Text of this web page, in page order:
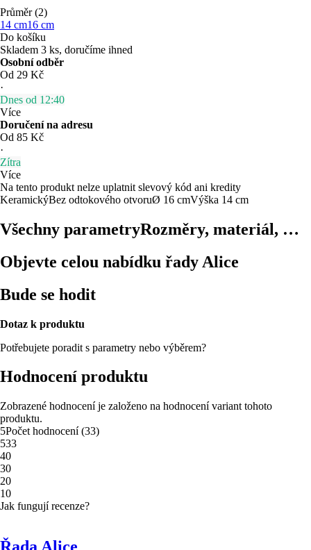
Průměr (2)
14 cm16 cm
Do košíku
Skladem 3 ks, doručíme ihned
Osobní odběr
Od 29 Kč
·
Dnes od 12:40
Více
Doručení na adresu
Od 85 Kč
·
Zítra
Více
Na tento produkt nelze uplatnit slevový kód ani kredity
KeramickýBez odtokového otvoruØ 16 cmVýška 14 cm
Všechny parametryRozměry, materiál, …
Objevte celou nabídku řady Alice
Bude se hodit
Dotaz k produktu
Potřebujete poradit s parametry nebo výběrem?
Hodnocení produktu
Zobrazené hodnocení je založeno na hodnocení variant tohoto
produktu.
5Počet hodnocení(33)
533
40
30
20
10
Jak fungují recenze?